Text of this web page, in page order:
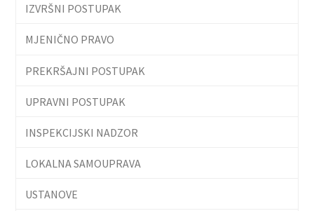
IZVRŠNI POSTUPAK
MJENIČNO PRAVO
PREKRŠAJNI POSTUPAK
UPRAVNI POSTUPAK
INSPEKCIJSKI NADZOR
LOKALNA SAMOUPRAVA
USTANOVE